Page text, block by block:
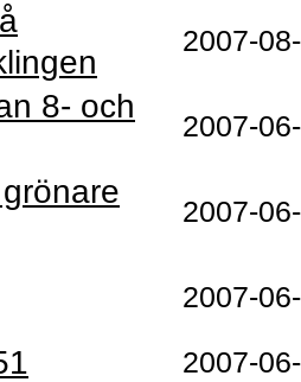
2007-
8- och
2007-
2007-
2007-
2007-